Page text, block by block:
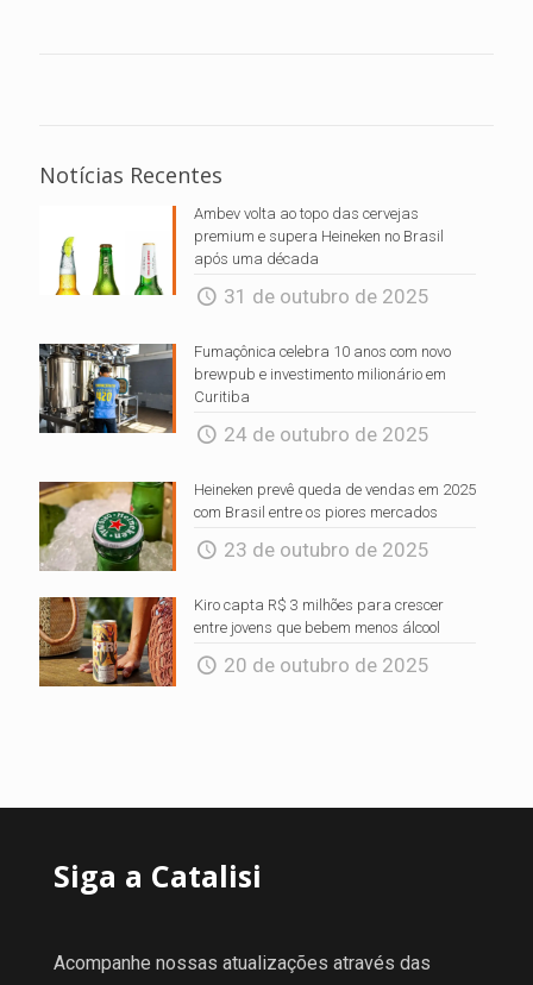
Notícias Recentes
Ambev volta ao topo das cervejas
premium e supera Heineken no Brasil
após uma década
31 de outubro de 2025
Fumaçônica celebra 10 anos com novo
brewpub e investimento milionário em
Curitiba
24 de outubro de 2025
Heineken prevê queda de vendas em 2025
com Brasil entre os piores mercados
23 de outubro de 2025
Kiro capta R$ 3 milhões para crescer
entre jovens que bebem menos álcool
20 de outubro de 2025
Siga a Catalisi
Acompanhe nossas atualizações através das